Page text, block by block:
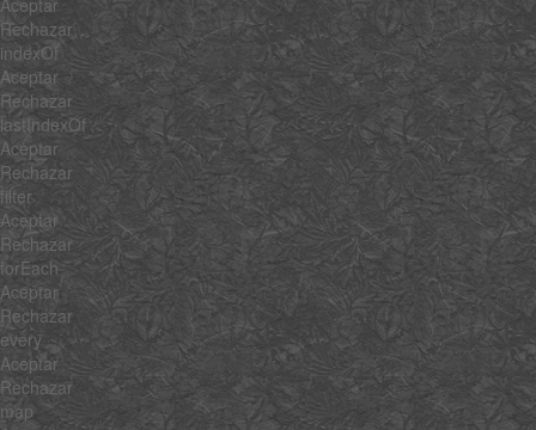
Aceptar
Rechazar
indexOf
Aceptar
Rechazar
lastIndexOf
Aceptar
Rechazar
filter
Aceptar
Rechazar
forEach
Aceptar
Rechazar
every
Aceptar
Rechazar
map